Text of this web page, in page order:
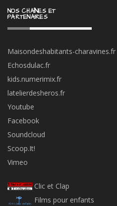
NOS CHAÎNES ET
PARTENAIRES
Maisondeshabitants-charavines.fr
Echosdulac.fr
kids.numerimix.fr
latelierdesheros.fr
Youtube
Facebook
Soundcloud
Scoop.It!
Vimeo
Clic et Clap
Films pour enfants